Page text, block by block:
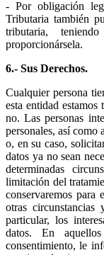
- Por obligación
Tributaria también
tributaria,
proporcionársela.
6.- Sus Derechos.
Cualquier persona
esta entidad estamos
no. Las personas
personales, así como
o, en su caso,
datos ya no sean
determinadas
limitación del
conservaremos para
otras
particular, los
datos. En
consentimiento, le